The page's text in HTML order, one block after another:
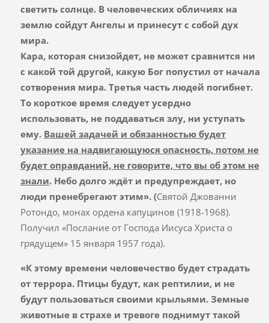
светить солнце. В человеческих обличиях на
землю сойдут Ангелы и принесут с собой дух
мира.
Кара, которая снизойдет, не может сравнится ни
с какой той другой, какую Бог попустил от начала
сотворения мира. Третья часть людей погибнет.
То короткое время следует усердно
использовать, не поддаваться злу, ни уступать
ему. Вашей задачей и обязанностью будет
указание на надвигающуюся опасность, потом не
будет оправданий, не говорите, что вы об этом не
знали. Небо долго ждёт и предупреждает, но
люди пренебрегают этим». (Святой Джованни
Ротондо, монах ордена капуцинов (1918-1968).
Получил «Послание от Господа Иисуса Христа о
грядущем» 15 января 1957 года).
«К этому времени человечество будет страдать
от террора. Птицы будут, как рептилии, и не
будут пользоваться своими крыльями. Земные
животные в страхе и тревоге поднимут такой